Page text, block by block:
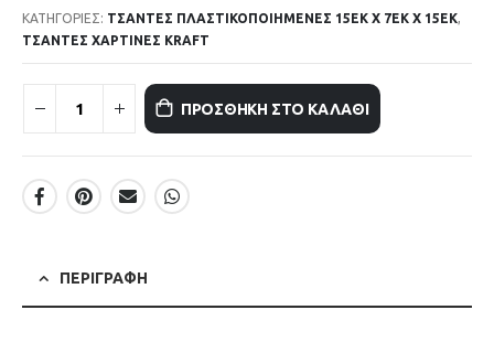
ΚΑΤΗΓΟΡΊΕΣ: ΤΣΑΝΤΕΣ ΠΛΑΣΤΙΚΟΠΟΙΗΜΕΝΕΣ 15ΕΚ Χ 7ΕΚ Χ 15ΕΚ,
ΤΣΑΝΤΕΣ ΧΑΡΤΙΝΕΣ KRAFT
ΠΡΟΣΘΉΚΗ ΣΤΟ ΚΑΛΆΘΙ
ΠΕΡΙΓΡΑΦΉ